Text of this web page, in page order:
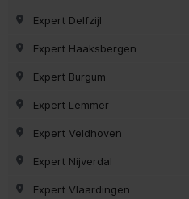
Expert Delfzijl
Expert Haaksbergen
Expert Burgum
Expert Lemmer
Expert Veldhoven
Expert Nijverdal
Expert Vlaardingen